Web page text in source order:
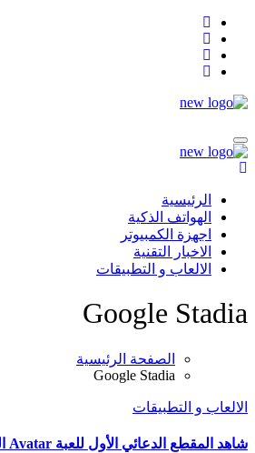
التجاوز
المحتوى
الرئيسية
الهواتف الذكية
اجهزة الكمبيوتر
الاخبار التقنية
الالعاب و التطبيقات
Google Stadia
الصفحة الرئيسية
Google Stadia
الالعاب و التطبيقات
شاهد المقطع الدعائي الأول للعبة Avatar الرائعة من Ubisoft